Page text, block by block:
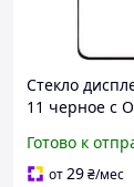
Стекло
11 черное с
Готово к
от29₴/мес